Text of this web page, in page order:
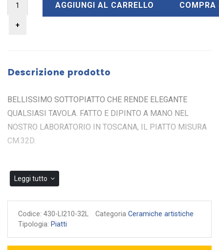
AGGIUNGI AL CARRELLO COMPRA
Descrizione prodotto
BELLISSIMO SOTTOPIATTO CHE RENDE ELEGANTE
QUALSIASI TAVOLA. FATTO E DIPINTO A MANO NEL
NOSTRO LABORATORIO IN TOSCANA, IL PIATTO MISURA
CM.32D.
Leggi tutto
Codice: 430-LI210-32L Categoria Ceramiche artistiche
Tipologia: Piatti